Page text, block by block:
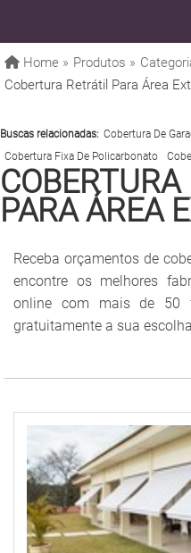
Home » Produtos »
Cobertura Retrátil Para Área
Buscas relacionadas: Cobertura De
Cobertura Fixa De Policarbonato
PARA ÁREA
Receba orçamentos de
encontre os melhores
online com mais de 50
gratuitamente a sua escolha